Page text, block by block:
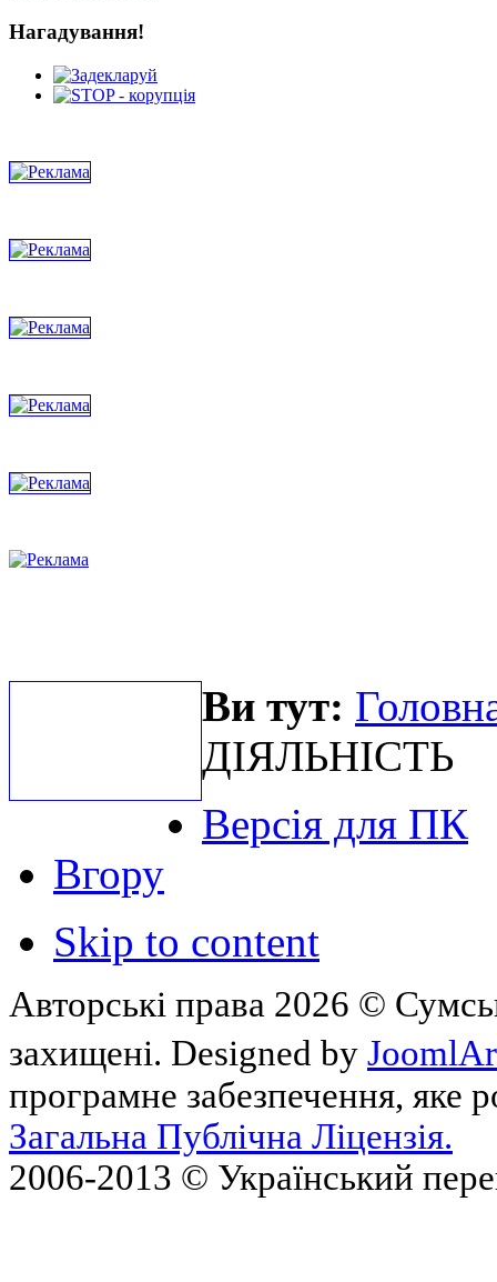
Нагадування!
Ви тут:
ДІЯЛЬНІСТЬ
Версія для ПК
Вгору
Skip to content
Авторські права 2026 ©
захищені. Designed by
програмне забезпечення, яке
Загальна Публічна Ліцензія.
2006-2013 © Український